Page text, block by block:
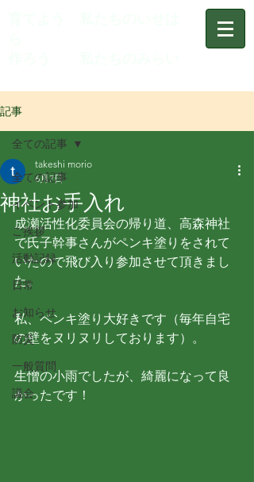
記事
全ての記事
イベント参加
ご挨拶
活動記録
日常
お知らせ
防災
一般質問
議会
全ての記事
神社お手入れ
takeshi morio
6月7日
成瀬活性化委員会の帰り道、高森神社
で氏子幹事さんがペンキ塗りをされて
いたので飛び入り参加させて頂きまし
た。
私、ペンキ塗り大好きです（毎年自宅
の壁をヌリヌリしております）。
生憎の小雨でしたが、綺麗になって良
かったです！